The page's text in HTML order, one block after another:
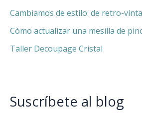
Cambiamos de estilo: de retro-
Cómo actualizar una mesilla de
Taller Decoupage Cristal
Suscríbete al blog